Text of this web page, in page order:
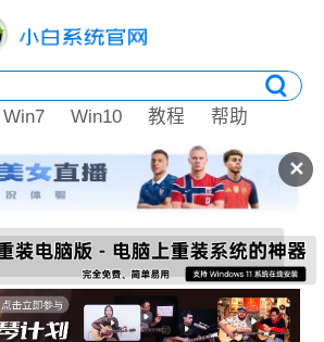
✕
Win7 Win10 教程 帮助